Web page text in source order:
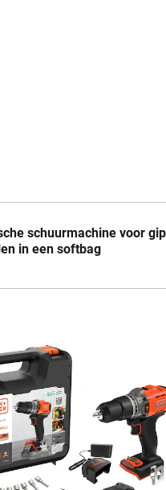
schuurmachine voor
in een softbag